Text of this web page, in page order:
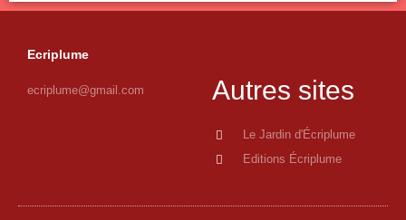
Ecriplume
ecriplume@gmail.com Autres sites
Le Jardin d'Écriplume
Editions Écriplume